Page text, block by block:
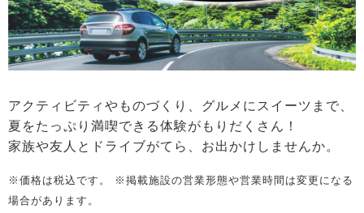
アクティビティやものづくり、グルメにスイーツまで、
夏をたっぷり満喫できる体験がもりだくさん！
家族や友人とドライブがてら、お出かけしませんか。
※価格は税込です。 ※掲載施設の営業形態や営業時間は変更になる
場合があります。